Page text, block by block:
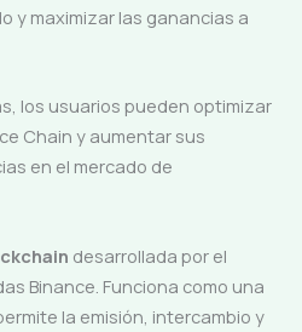
y maximizar las ganancias a
los usuarios pueden optimizar
Chain y aumentar sus
en el mercado de
desarrollada por el
Binance. Funciona como una
la emisión, intercambio y